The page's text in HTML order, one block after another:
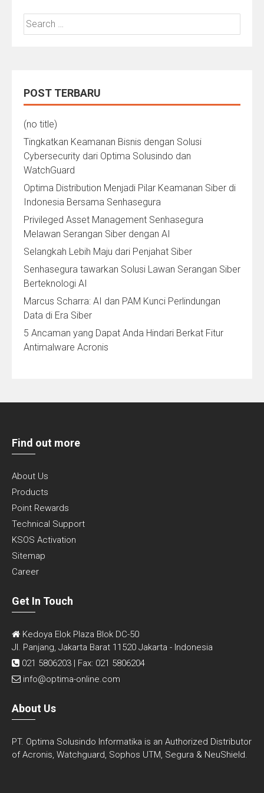
Search
for:
POST TERBARU
(no title)
Tingkatkan Keamanan Bisnis dengan Solusi
Cybersecurity dari Optima Solusindo dan
WatchGuard
Optima Distribution Menjadi Pilar Keamanan Siber di
Indonesia Bersama Senhasegura
Privileged Asset Management Senhasegura
Melawan Serangan Siber dengan AI
Selangkah Lebih Maju dari Penjahat Siber
Senhasegura tawarkan Solusi Lawan Serangan Siber
Berteknologi AI
Marcus Scharra: AI dan PAM Kunci Perlindungan
Data di Era Siber
5 Ancaman yang Dapat Anda Hindari Berkat Fitur
Antimalware Acronis
Find out more
About Us
Products
Point Rewards
Technical Support
KSOS Activation
Sitemap
Career
Get In Touch
Kedoya Elok Plaza Blok DC-50
Jl. Panjang, Jakarta Barat 11520 Jakarta - Indonesia
021 5806203 | Fax: 021 5806204
info@optima-online.com
About Us
PT. Optima Solusindo Informatika is an Authorized Distributor
of Acronis, Watchguard, Sophos UTM, Segura & NeuShield.